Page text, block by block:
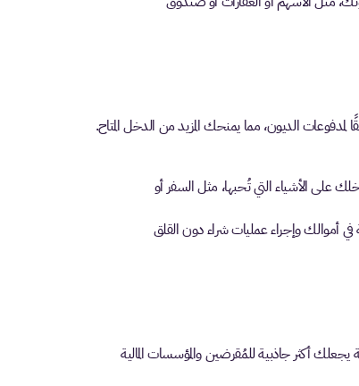
الديون، مما يمنحك المزيد من الدخل المتاح.
على الأشياء التي تُحبها، مثل السفر أو
في أموالك وإجراء عمليات شراء دون القلق
أكثر جاذبية للمُقرضين والمؤسسات المالية